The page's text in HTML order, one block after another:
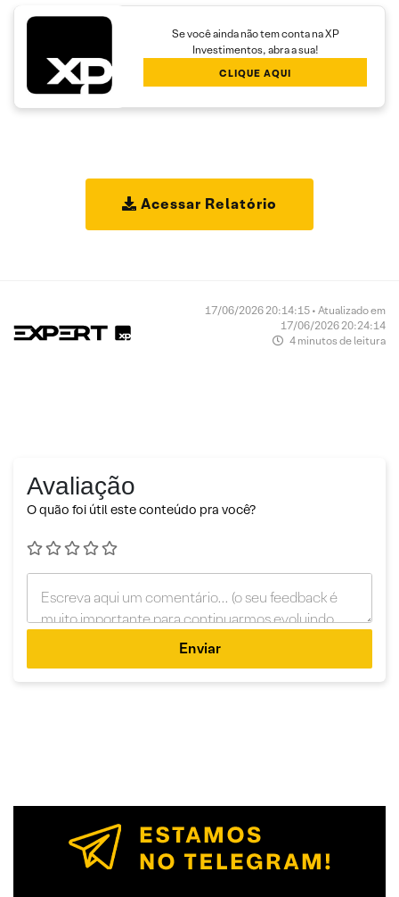
Se você ainda não tem conta na XP
Investimentos, abra a sua!
CLIQUE AQUI
Acessar Relatório
17/06/2026 20:14:15 • Atualizado em
17/06/2026 20:24:14
4 minutos de leitura
Avaliação
O quão foi útil este conteúdo pra você?
Enviar